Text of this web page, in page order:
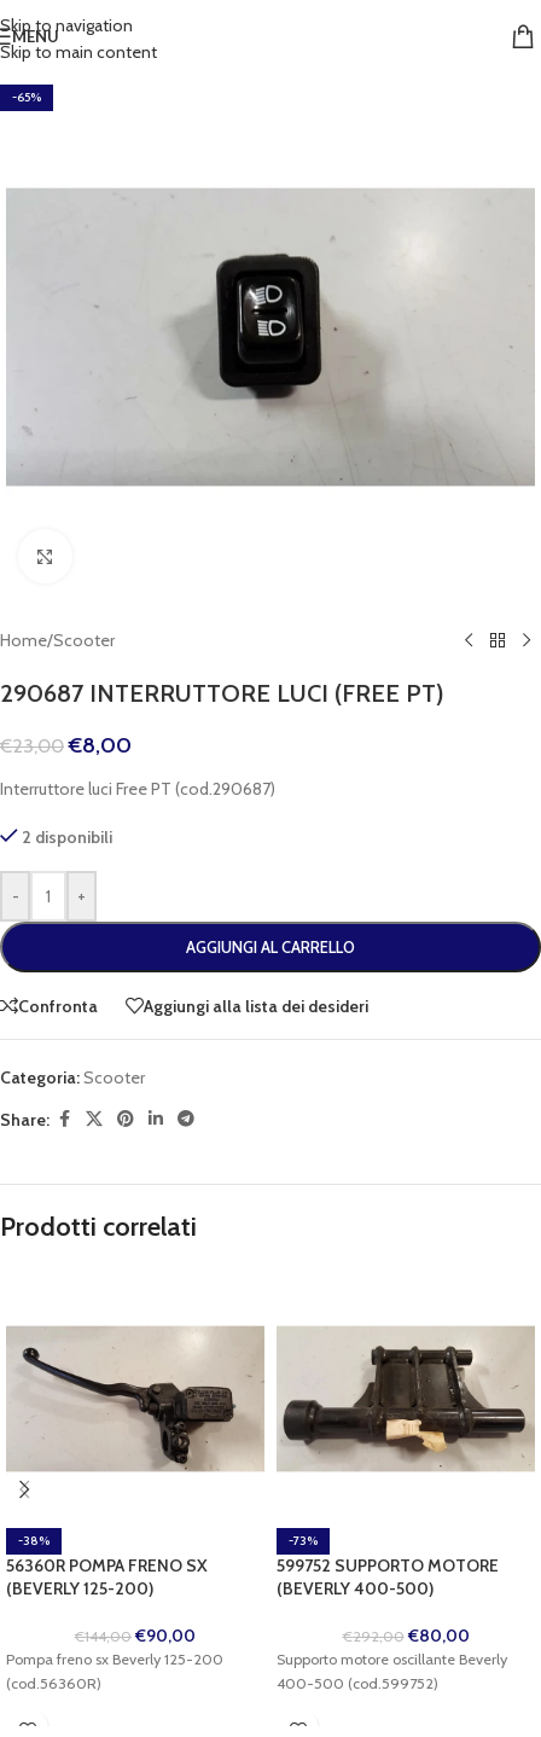
Skip to navigation
Skip to main content
MENU
-65%
Home/Scooter
290687 INTERRUTTORE LUCI (FREE PT)
€23,00 €8,00
Interruttore luci Free PT (cod.290687)
2 disponibili
- +
AGGIUNGI AL CARRELLO
Confronta Aggiungi alla lista dei desideri
Categoria:Scooter
Share:
Prodotti correlati
-38%
56360R POMPA FRENO SX
(BEVERLY 125-200)
€144,00 €90,00
Pompa freno sx Beverly 125-200
(cod.56360R)
-73%
599752 SUPPORTO MOTORE
(BEVERLY 400-500)
€292,00 €80,00
Supporto motore oscillante Beverly
400-500 (cod.599752)